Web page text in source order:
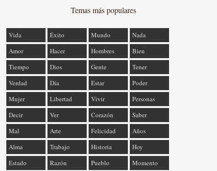
Temas más populares
Vida Éxito Mundo
Nada
Amor
Hacer Hombres
Bien
Tiempo
Dios Gente
Tener
Verdad
Día Estar
Poder
Mujer
Libertad Vivir
Personas
Decir
Ver Corazón
Saber
Mal
Arte Felicidad
Años
Alma
Trabajo Historia
Hoy
Estado
Razón Pueblo Momento